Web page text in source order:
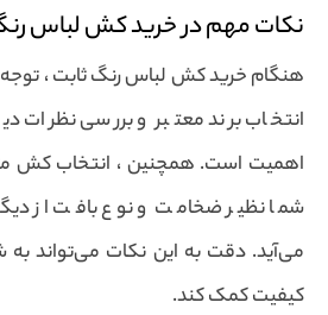
نکات مهم در خرید کش لباس
هنگام خرید کش لباس رنگ ثابت ، توجه
انتخاب برند معتبر و بررسی نظرات
اهمیت است. همچنین ، انتخاب کش
شما نظیر ضخامت و نوع بافت از
می‌آید. دقت به این نکات می‌تواند
کیفیت کمک کند.